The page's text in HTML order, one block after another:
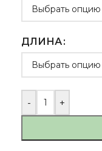
ДЛИНА
- +